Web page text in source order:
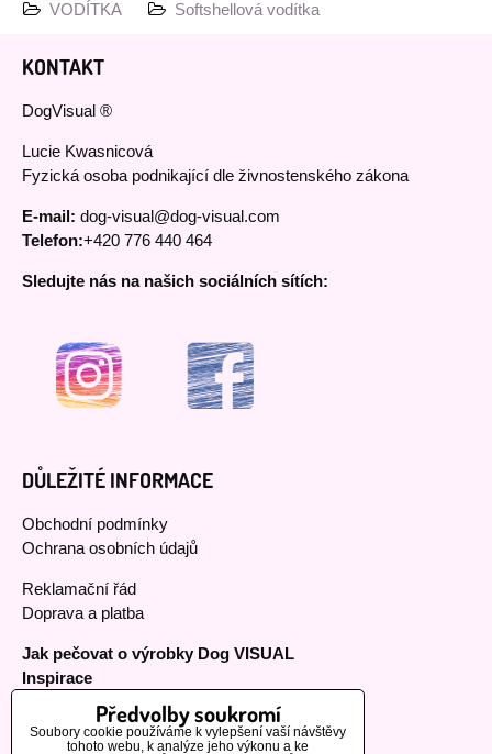
VODÍTKA Softshellová vodítka
KONTAKT
DogVisual ®
Lucie Kwasnicová
Fyzická osoba podnikající dle živnostenského zákona
E-mail: dog-visual@dog-visual.com
Telefon:+420 776 440 464
Sledujte nás na našich sociálních sítích:
DŮLEŽITÉ INFORMACE
Obchodní podmínky
Ochrana osobních údajů
Reklamační řád
Doprava a platba
Jak pečovat o výrobky Dog VISUAL
Inspirace
Předvolby soukromí
Soubory cookie používáme k vylepšení vaší návštěvy
tohoto webu, k analýze jeho výkonu a ke